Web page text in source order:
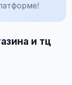
и тц